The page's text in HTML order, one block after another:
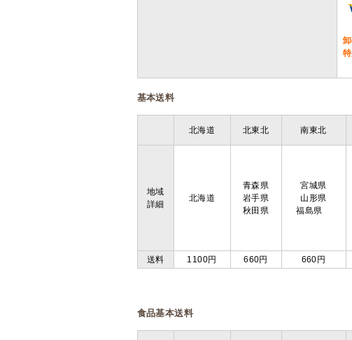
基本送料
北海道 北東北 南東北
地域
詳細
北海道
青森県
岩手県
秋田県
宮城県
山形県
福島県
送料 1100円 660円 660円
食品基本送料